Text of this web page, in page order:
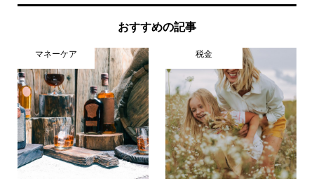
おすすめの記事
マネーケア 税金